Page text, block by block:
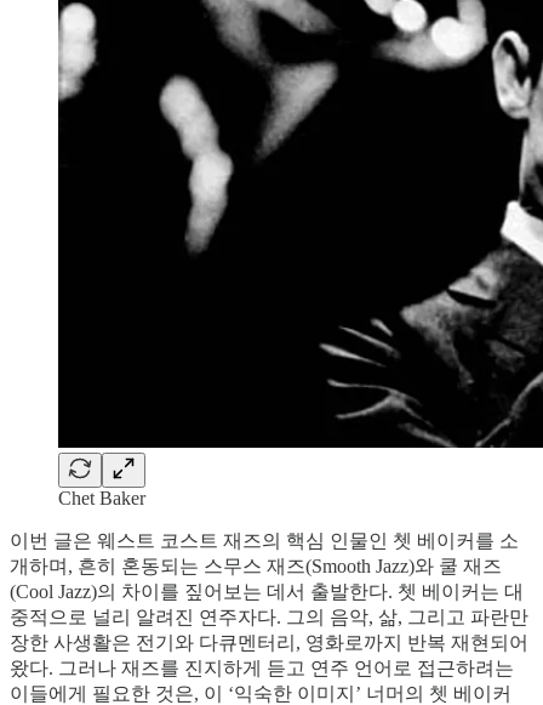
Chet Baker
이번 글은 웨스트 코스트 재즈의 핵심 인물인 쳇 베이커를 소
개하며, 흔히 혼동되는 스무스 재즈(Smooth Jazz)와 쿨 재즈
(Cool Jazz)의 차이를 짚어보는 데서 출발한다. 쳇 베이커는 대
중적으로 널리 알려진 연주자다. 그의 음악, 삶, 그리고 파란만
장한 사생활은 전기와 다큐멘터리, 영화로까지 반복 재현되어
왔다. 그러나 재즈를 진지하게 듣고 연주 언어로 접근하려는
이들에게 필요한 것은, 이 ‘익숙한 이미지’ 너머의 쳇 베이커